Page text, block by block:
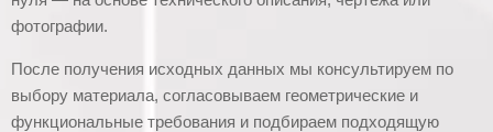
фотографии.
После получения исходных данных мы консультируем по
выбору материала, согласовываем геометрические и
функциональные требования и подбираем подходящую